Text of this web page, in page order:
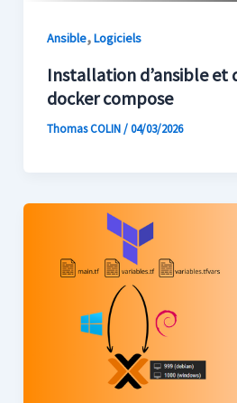
Ansible,Logiciels
Installation d’ansible et
docker compose
Thomas COLIN/04/03/2026